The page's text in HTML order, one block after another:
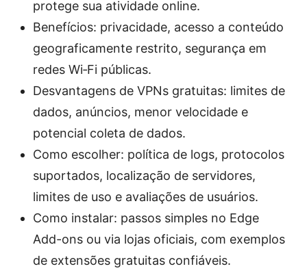
protege sua atividade online.
Benefícios: privacidade, acesso a conteúdo
geograficamente restrito, segurança em
redes Wi‑Fi públicas.
Desvantagens de VPNs gratuitas: limites de
dados, anúncios, menor velocidade e
potencial coleta de dados.
Como escolher: política de logs, protocolos
suportados, localização de servidores,
limites de uso e avaliações de usuários.
Como instalar: passos simples no Edge
Add-ons ou via lojas oficiais, com exemplos
de extensões gratuitas confiáveis.